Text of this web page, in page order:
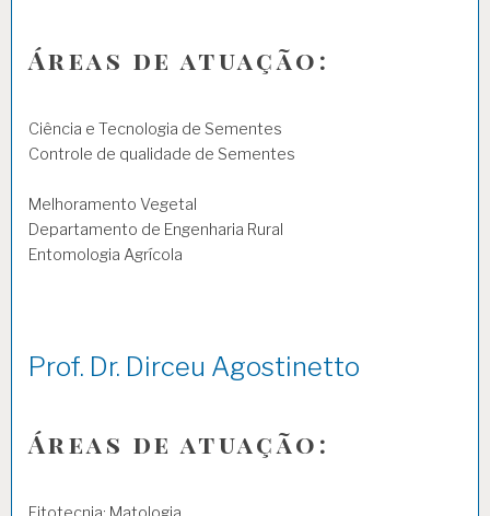
Áreas de atuação:
Ciência e Tecnologia de Sementes
Controle de qualidade de Sementes
Melhoramento Vegetal
Departamento de Engenharia Rural
Entomologia Agrícola
Prof. Dr. Dirceu Agostinetto
Áreas de atuação: